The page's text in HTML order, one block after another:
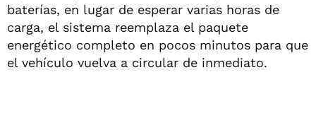
baterías, en lugar de esperar varias horas de
carga, el sistema reemplaza el paquete
energético completo en pocos minutos para que
el vehículo vuelva a circular de inmediato.